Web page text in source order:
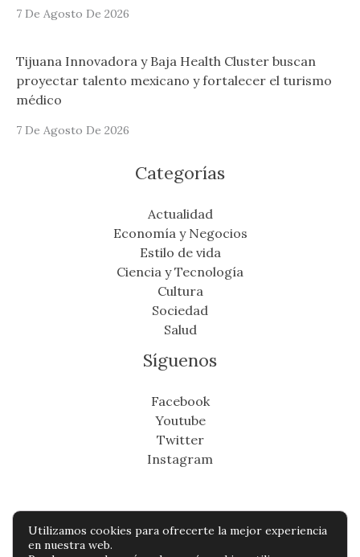
7 De Agosto De 2026
Tijuana Innovadora y Baja Health Cluster buscan
proyectar talento mexicano y fortalecer el turismo
médico
7 De Agosto De 2026
Categorías
Actualidad
Economía y Negocios
Estilo de vida
Ciencia y Tecnología
Cultura
Sociedad
Salud
Síguenos
Facebook
Youtube
Twitter
Instagram
Copyright © Todos os direitos reservados -
Utilizamos cookies para ofrecerte la mejor experiencia
en nuestra web.